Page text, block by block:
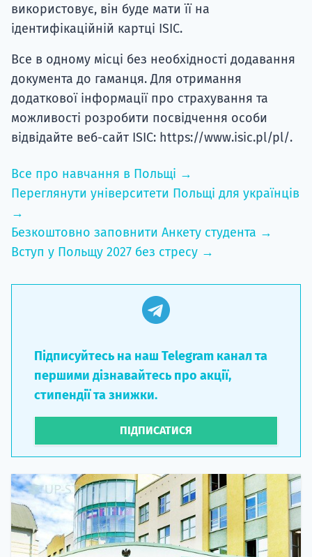
використовує, він буде мати її на
ідентифікаційній картці ISIC.
Все в одному місці без необхідності додавання
документа до гаманця. Для отримання
додаткової інформації про страхування та
можливості розробити посвідчення особи
відвідайте веб-сайт ISIC: https://www.isic.pl/pl/.
Все про навчання в Польщі →
Переглянути університети Польщі для українців
→
Безкоштовно заповнити Анкету студента →
Вступ у Польщу 2027 без стресу →
Підписуйтесь на наш Telegram канал та
першими дізнавайтесь про акції,
стипендії та знижки.
ПІДПИСАТИСЯ